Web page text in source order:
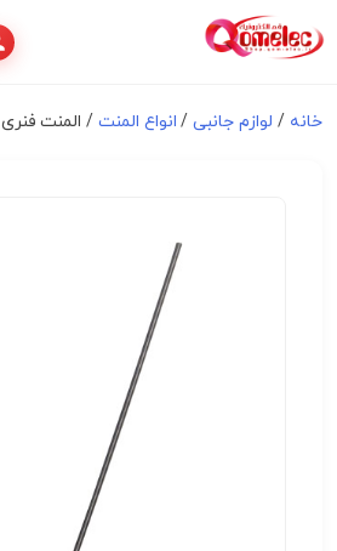
خانه / لوازم جانبی/ انواع المنت/ المنت فنری 500وات 19 سانت